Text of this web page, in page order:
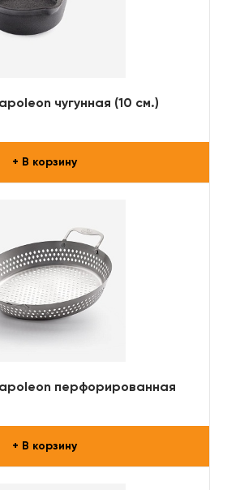
чугунная (10 см.)
+ В корзину
перфорированная
+ В корзину